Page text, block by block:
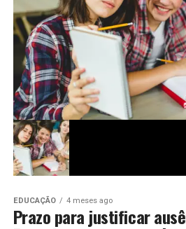
EDUCAÇÃO 4 meses ago
Prazo para justificar